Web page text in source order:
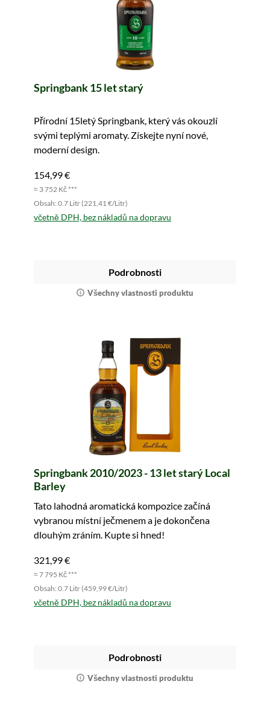
Springbank 15 let starý
Přírodní 15letý Springbank, který vás okouzlí
svými teplými aromaty. Získejte nyní nové,
moderní design.
154,99 €
≈ 3 752 Kč ***
Obsah: 0.7 Litr (221,41 €/Litr)
včetně DPH, bez nákladů na dopravu
Podrobnosti
Všechny vlastnosti produktu
Springbank 2010/2023 - 13 let starý Local
Barley
Tato lahodná aromatická kompozice začíná
vybranou místní ječmenem a je dokončena
dlouhým zráním. Kupte si hned!
321,99 €
≈ 7 795 Kč ***
Obsah: 0.7 Litr (459,99 €/Litr)
včetně DPH, bez nákladů na dopravu
Podrobnosti
Všechny vlastnosti produktu